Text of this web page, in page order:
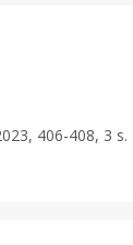
406-408, 3 s.